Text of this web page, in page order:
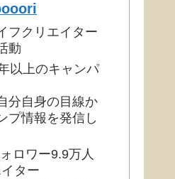
フクリエイター
動
以上のキャンパ
分自身の目線か
プ情報を発信し
ロワー9.9万人
ター